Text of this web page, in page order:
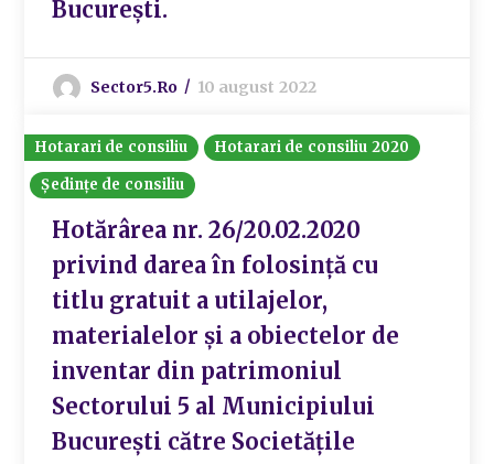
București.
Sector5.ro 10 august 2022
Hotarari de consiliu
Hotarari de consiliu 2020
Ședințe de consiliu
Hotărârea nr. 26/20.02.2020
privind darea în folosință cu
titlu gratuit a utilajelor,
materialelor și a obiectelor de
inventar din patrimoniul
Sectorului 5 al Municipiului
București către Societățile